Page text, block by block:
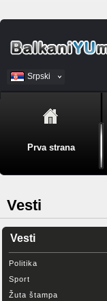
Srpski
BiH
Prva strana
Vesti
Vesti
Politika
Sport
Žuta štampa